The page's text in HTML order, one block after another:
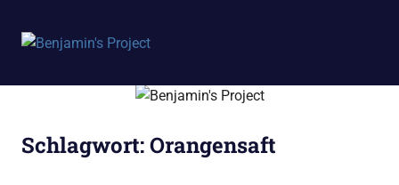
springen
Project
Schlagwort:Orangensaft